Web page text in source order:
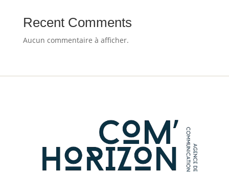
Recent Comments
Aucun commentaire à afficher.